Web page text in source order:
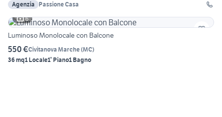
Agenzia
Passione Casa
6
Luminoso Monolocale con Balcone
550 €Civitanova Marche(MC)
36 mq1 Locale1° Piano1 Bagno